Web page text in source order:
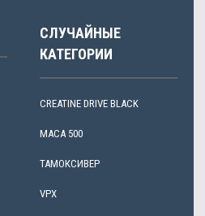
СЛУЧАЙНЫЕ
КАТЕГОРИИ
CREATINE DRIVE BLACK
MACA 500
ТАМОКСИВЕР
VPX